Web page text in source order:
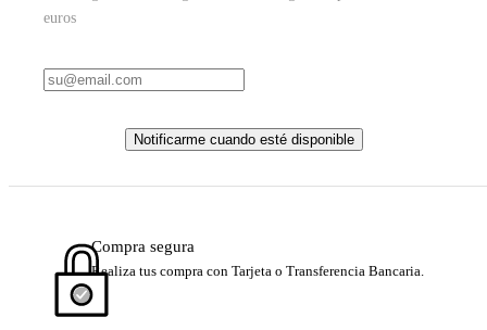
Notificarme cuando esté disponible
Compra segura
Realiza tus compra con Tarjeta o Transferencia Bancaria.